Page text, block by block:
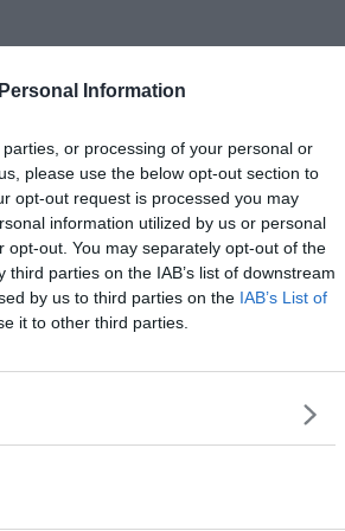
Information
or processing of your personal or
please use the below opt-out section to
opt-out request is processed you may
information utilized by us or personal
out. You may separately opt-out of the
parties on the IAB’s list of downstream
by us to third parties on the IAB’s List of
it to other third parties.
tout au long de votre parcours.
: billets, tarifs,